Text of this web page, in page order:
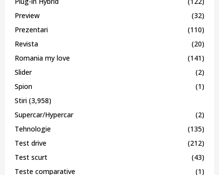
Preview
(32)
Prezentari
(110)
Revista
(20)
Romania my love
(141)
Slider
(2)
Spion
(1)
Stiri (3,958)
Supercar/Hypercar
(2)
Tehnologie
(135)
Test drive
(212)
Test scurt
(43)
Teste comparative
(1)